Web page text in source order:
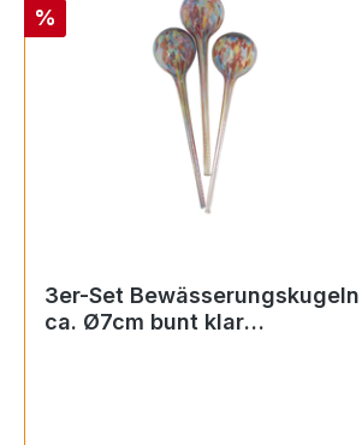
Rabatt
%
3er-Set Bewässerungskugeln
ca. Ø7cm bunt klar